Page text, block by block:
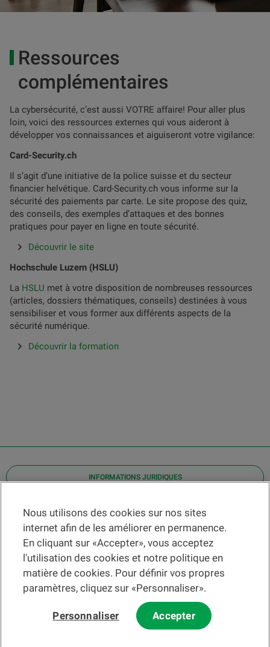
Ressources
complémentaires
La cybersécurité, c’est aussi VOTRE affaire! Pour aller plus
loin, voici des ressources externes qui vous aideront à
développer vos connaissances et aiguiseront votre vigilance:
Card-Security.ch
Il s’agit d’une initiative de la police suisse et du secteur
financier helvétique. Card-Security.ch vous informe sur la
sécurité des paiements par carte. Le site propose des quiz,
des conseils, des exemples d’attaques et des bonnes
pratiques pour payer en ligne en toute sécurité.
Découvrir le site
Hochschule Luzern (HSLU)
La HSLU met à votre disposition de nombreuses ressources
(articles, dossiers thématiques, conseils) destinées à vous
sensibiliser et vous former aux différents aspects de la
sécurité numérique.
Découvrir la formation
INFORMATIONS JURIDIQUES
Contact
Localiser une agence
Aide
Actualités
Taux de change
Nous utilisons des cookies sur nos sites
internet afin de les améliorer en permanence.
En cliquant sur «Accepter», vous acceptez
l'utilisation des cookies et notre politique en
matière de cookies. Pour définir vos propres
paramètres, cliquez sur «Personnaliser».
Personnaliser Accepter